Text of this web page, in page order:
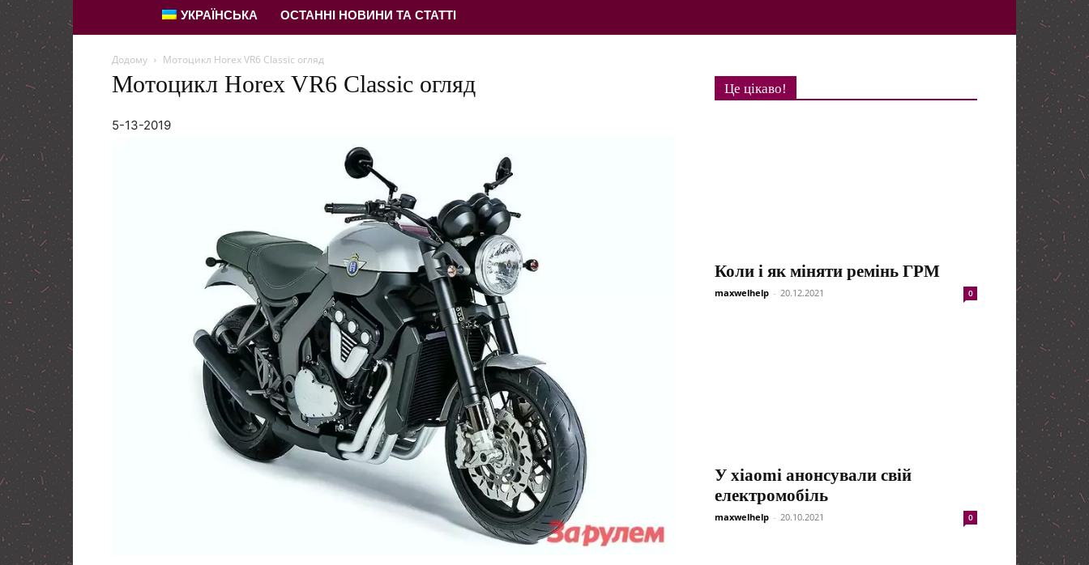
УКРАЇНСЬКА ОСТАННІ НОВИНИ ТА СТАТТІ
Додому Мотоцикл Horex VR6 Classic огляд
Мотоцикл Horex VR6 Classic огляд
5-13-2019
Це цікаво!
Коли і як міняти ремінь ГРМ
maxwelhelp - 20.12.2021 0
У xiaomi анонсували свій
електромобіль
maxwelhelp - 20.10.2021 0